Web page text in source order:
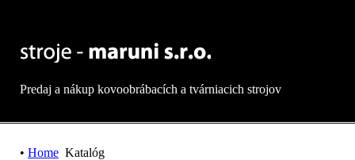
Predaj a nákup kovoobrábacích a tvárniacich strojov
• Home Katalóg